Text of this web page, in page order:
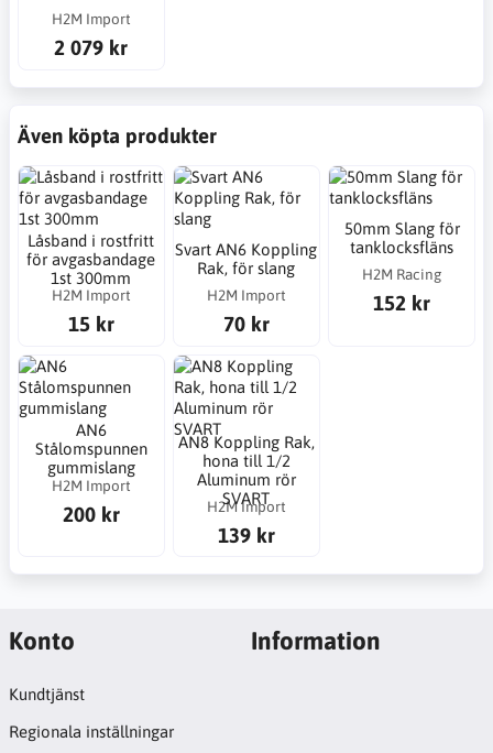
H2M Import
2 079 kr
Även köpta produkter
Låsband i rostfritt
för avgasbandage
1st 300mm
H2M Import
15 kr
Svart AN6 Koppling
Rak, för slang
H2M Import
70 kr
50mm Slang för
tanklocksfläns
H2M Racing
152 kr
AN6
Stålomspunnen
gummislang
H2M Import
200 kr
AN8 Koppling Rak,
hona till 1/2
Aluminum rör
SVART
H2M Import
139 kr
Konto
Kundtjänst
Regionala inställningar
Information